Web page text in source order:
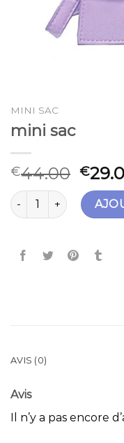
MINI SAC
mini sac
€44.00 €
quantité de mini sac
AVIS (0)
Avis
Il n’y a pas encore